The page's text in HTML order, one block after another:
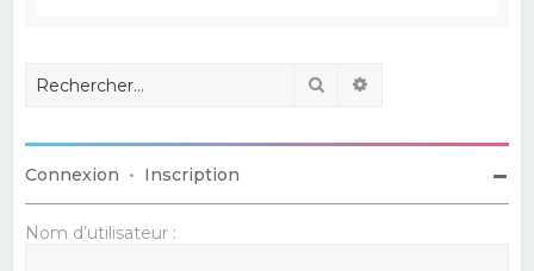
Rechercher
Connexion • Inscription
Nom d’utilisateur :